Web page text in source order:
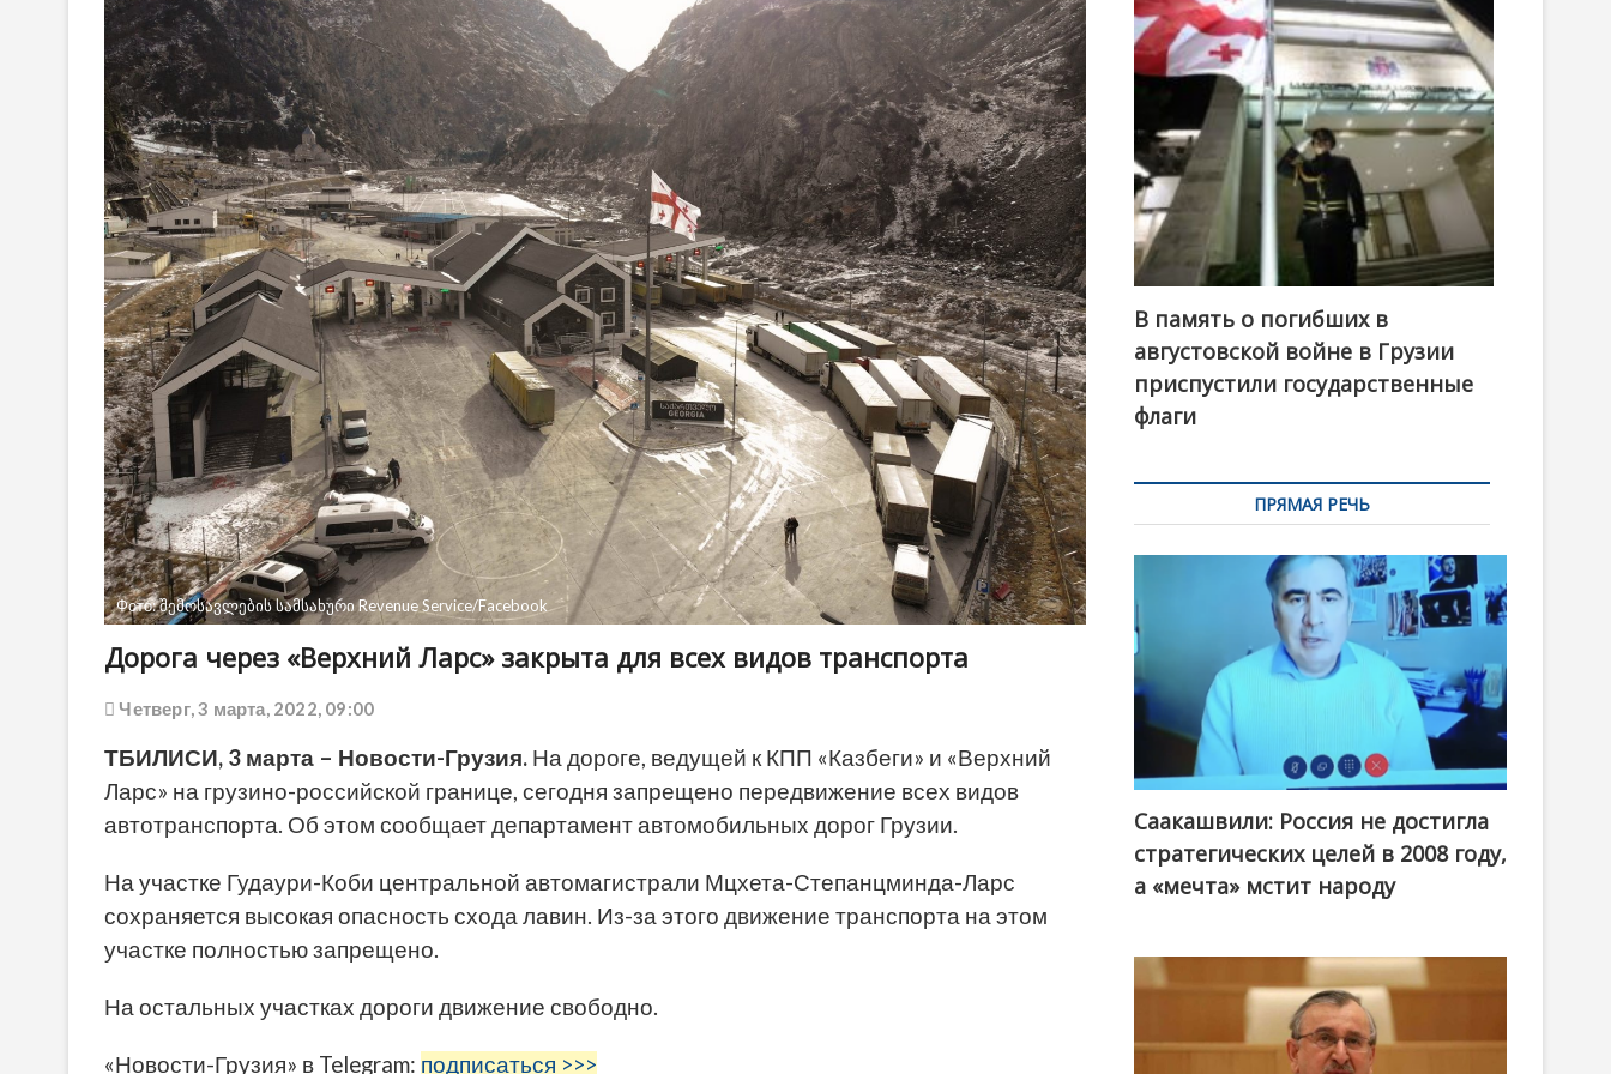
o
n
Фото: შემოსავლების სამსახური Revenue Service/Facebook
Дорога через «Верхний Ларс» закрыта для всех видов транспорта
Четверг, 3 марта, 2022, 09:00
ТБИЛИСИ, 3 марта – Новости-Грузия. На дороге, ведущей к КПП «Казбеги» и «Верхний
Ларс» на грузино-российской границе, сегодня запрещено передвижение всех видов
автотранспорта. Об этом сообщает департамент автомобильных дорог Грузии.
На участке Гудаури-Коби центральной автомагистрали Мцхета-Степанцминда-Ларс
сохраняется высокая опасность схода лавин. Из-за этого движение транспорта на этом
участке полностью запрещено.
На остальных участках дороги движение свободно.
«Новости-Грузия» в Telegram: подписаться >>>
В память о погибших в
августовской войне в Грузии
приспустили государственные
флаги
ПРЯМАЯ РЕЧЬ
Саакашвили: Россия не достигла
стратегических целей в 2008 году,
а «мечта» мстит народу